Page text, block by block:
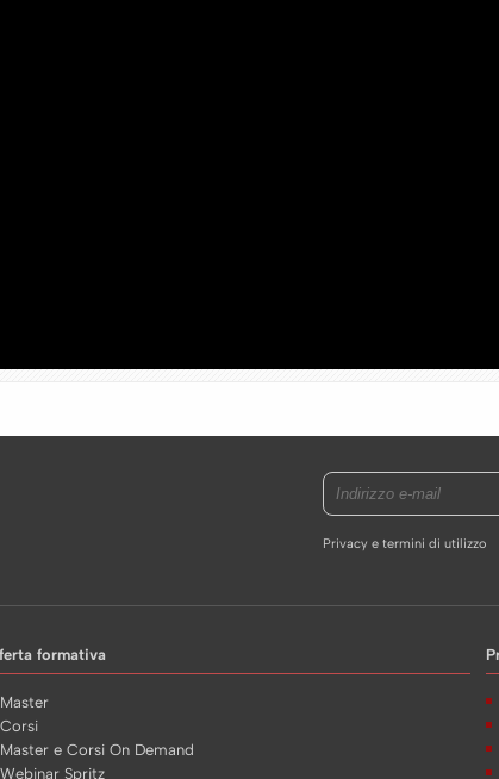
Privacy e termini di utilizzo
formativa
Master
Corsi
Master e Corsi On Demand
Webinar Spritz